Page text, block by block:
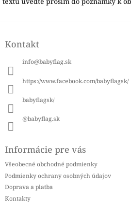
pKontakt
info@babyflag.sk
https://www.facebook.com/babyflagsk/
babyflagsk/
@babyflag.sk
Informácie pre vás
Všeobecné obchodné podmienky
Podmienky ochrany osobných údajov
Doprava a platba
Kontakty